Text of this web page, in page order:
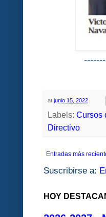
at junio 15, 2022
Labels: Cursos
Directivo
Entradas más
Suscribirse a:
HOY